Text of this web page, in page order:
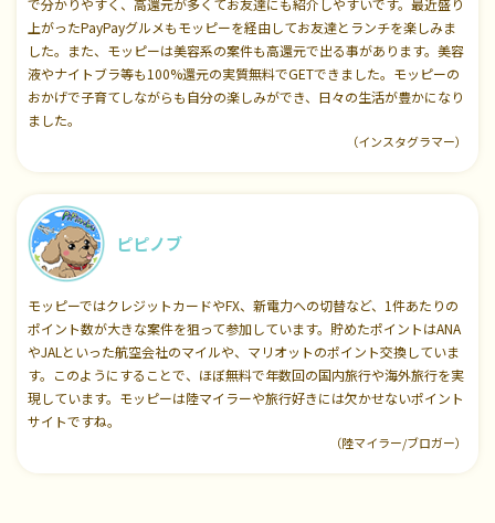
で分かりやすく、高還元が多くてお友達にも紹介しやすいです。最近盛り
上がったPayPayグルメもモッピーを経由してお友達とランチを楽しみま
した。また、モッピーは美容系の案件も高還元で出る事があります。美容
液やナイトブラ等も100%還元の実質無料でGETできました。モッピーの
おかげで子育てしながらも自分の楽しみができ、日々の生活が豊かになり
ました。
（インスタグラマー）
ピピノブ
モッピーではクレジットカードやFX、新電力への切替など、1件あたりの
ポイント数が大きな案件を狙って参加しています。貯めたポイントはANA
やJALといった航空会社のマイルや、マリオットのポイント交換していま
す。このようにすることで、ほぼ無料で年数回の国内旅行や海外旅行を実
現しています。モッピーは陸マイラーや旅行好きには欠かせないポイント
サイトですね。
（陸マイラー/ブロガー）